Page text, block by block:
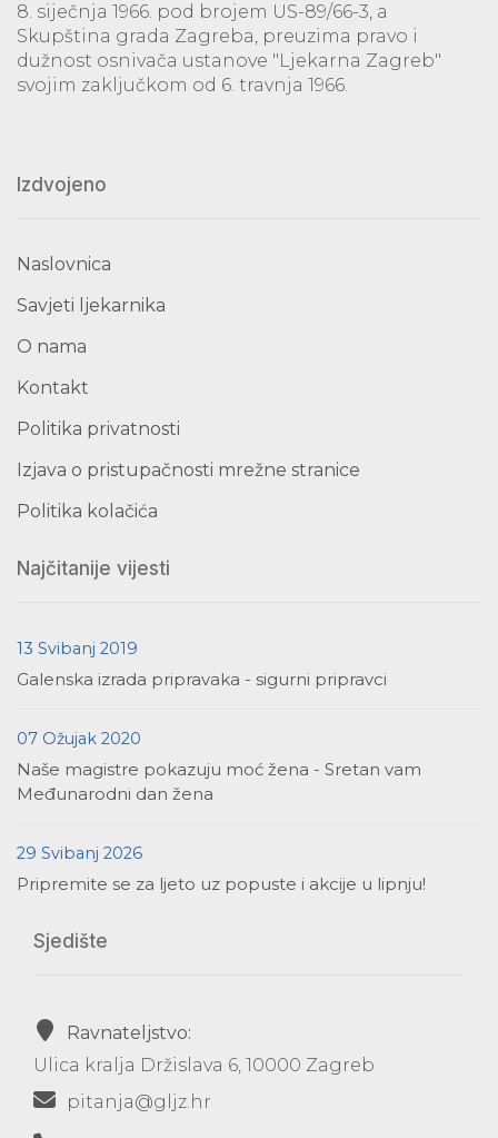
8. siječnja 1966. pod brojem US-89/66-3, a
Skupština grada Zagreba, preuzima pravo i
dužnost osnivača ustanove "Ljekarna Zagreb"
svojim zaključkom od 6. travnja 1966.
Izdvojeno
Naslovnica
Savjeti ljekarnika
O nama
Kontakt
Politika privatnosti
Izjava o pristupačnosti mrežne stranice
Politika kolačića
Najčitanije vijesti
13 Svibanj 2019
Galenska izrada pripravaka - sigurni pripravci
07 Ožujak 2020
Naše magistre pokazuju moć žena - Sretan vam
Međunarodni dan žena
29 Svibanj 2026
Pripremite se za ljeto uz popuste i akcije u lipnju!
Sjedište
Ravnateljstvo:
Ulica kralja Držislava 6, 10000 Zagreb
pitanja@gljz.hr